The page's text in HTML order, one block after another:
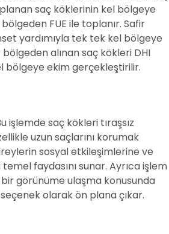
saç köklerinin kel bölgeye
FUE ile toplanır. Safir
yardımıyla tek tek kel bölgeye
alınan saç kökleri DHI
bölgeye ekim gerçekleştirilir.
işlemde saç kökleri tıraşsız
uzun saçlarını korumak
sosyal etkileşimlerine ve
faydasını sunar. Ayrıca işlem
bir görünüme ulaşma konusunda
olarak ön plana çıkar.